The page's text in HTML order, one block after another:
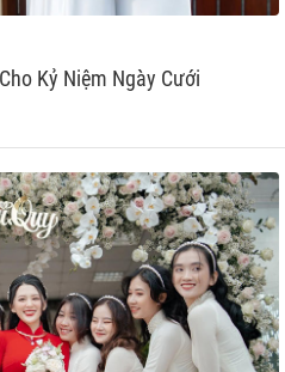
Kỷ Niệm Ngày Cưới